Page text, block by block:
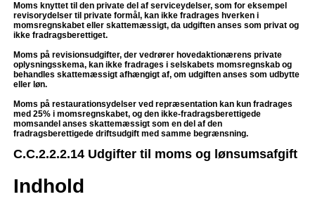
Moms knyttet til den private del af serviceydelser, som for eksempel
revisorydelser til private formål, kan ikke fradrages hverken i
momsregnskabet eller skattemæssigt, da udgiften anses som privat og
ikke fradragsberettiget.
Moms på revisionsudgifter, der vedrører hovedaktionærens private
oplysningsskema, kan ikke fradrages i selskabets momsregnskab og
behandles skattemæssigt afhængigt af, om udgiften anses som udbytte
eller løn.
Moms på restaurationsydelser ved repræsentation kan kun fradrages
med 25% i momsregnskabet, og den ikke-fradragsberettigede
momsandel anses skattemæssigt som en del af den
fradragsberettigede driftsudgift med samme begrænsning.
C.C.2.2.2.14 Udgifter til moms og lønsumsafgift
Indhold